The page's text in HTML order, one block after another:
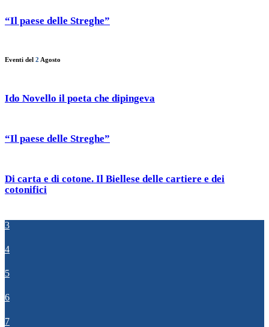
“Il paese delle Streghe”
Eventi del 2 Agosto
Ido Novello il poeta che dipingeva
“Il paese delle Streghe”
Di carta e di cotone. Il Biellese delle cartiere e dei
cotonifici
3
4
5
6
7